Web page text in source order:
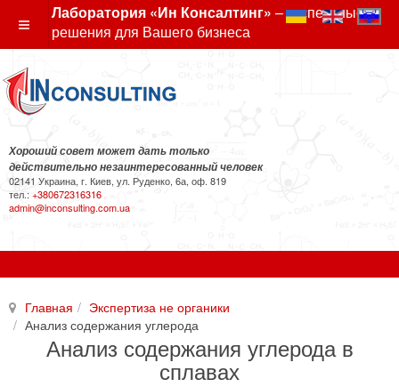
Лаборатория «Ин Консалтинг» – экспертные
решения для Вашего бизнеса
Хороший совет может дать только
действительно незаинтересованный человек
02141 Украина, г. Киев, ул. Руденко, 6а, оф. 819
тел.: +380672316316
admin@inconsulting.com.ua
Главная
Экспертиза не органики
Анализ содержания углерода
Анализ содержания углерода в
сплавах